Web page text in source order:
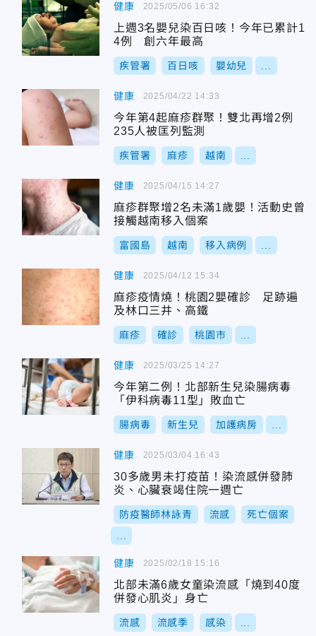
健康
上週3名嬰兒染百日咳！今年已累計1
4例 創六年最高
疾管署 百日咳 嬰幼兒
2025/05/06 16:32
健康
今年第4起麻疹群聚！雙北再增2例
235人被匡列監測
疾管署 麻疹 越南
2025/04/22 14:33
健康
麻疹群聚增2名未滿1歲嬰！活動史曾
接觸越南移入個案
富國島 越南 移入病例
2025/04/15 14:27
健康
麻疹疫情燒！桃園2嬰確診 足跡遍
及林口三井、高鐵
麻疹 確診 桃園市
2025/04/12 15:34
健康
今年第二例！北部新生兒染腸病毒
「伊科病毒11型」敗血亡
腸病毒 新生兒 加護病房
2025/03/25 14:27
健康
30多歲男未打疫苗！染流感併發肺
炎、心臟衰竭住院一週亡
防疫醫師林詠青 流感 死亡個案
2025/03/04 16:43
健康
北部未滿6歲女童染流感「燒到40度
併發心肌炎」身亡
流感 流感季 感染
2025/02/18 15:16